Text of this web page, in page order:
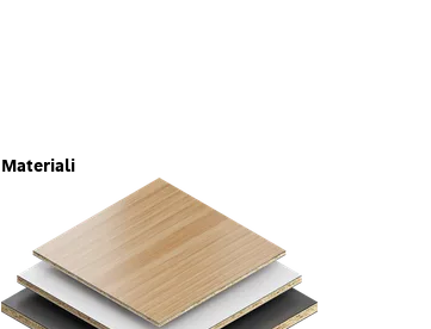
Materiali